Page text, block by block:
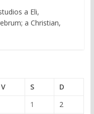
a Eli,
a Christian,
V S
D
1
2